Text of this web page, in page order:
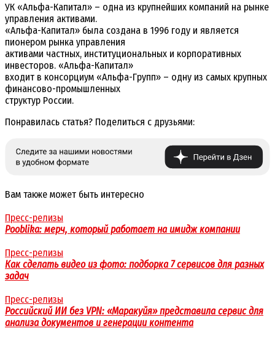
УК «Альфа-Капитал» – одна из крупнейших компаний на рынке
управления активами.
«Альфа-Капитал» была создана в 1996 году и является
пионером рынка управления
активами частных, институциональных и корпоративных
инвесторов. «Альфа-Капитал»
входит в консорциум «Альфа-Групп» – одну из самых крупных
финансово-промышленных
структур России.
Понравилась статья? Поделиться с друзьями:
Вам также может быть интересно
Пресс-релизы
Pooblika: мерч, который работает на имидж компании
Пресс-релизы
Как сделать видео из фото: подборка 7 сервисов для разных
задач
Пресс-релизы
Российский ИИ без VPN: «Маракуйя» представила сервис для
анализа документов и генерации контента